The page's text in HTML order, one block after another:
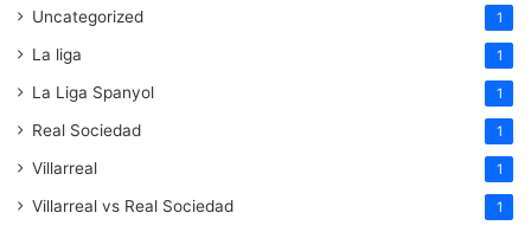
Uncategorized 1
La liga 1
La Liga Spanyol 1
Real Sociedad 1
Villarreal 1
Villarreal vs Real Sociedad 1